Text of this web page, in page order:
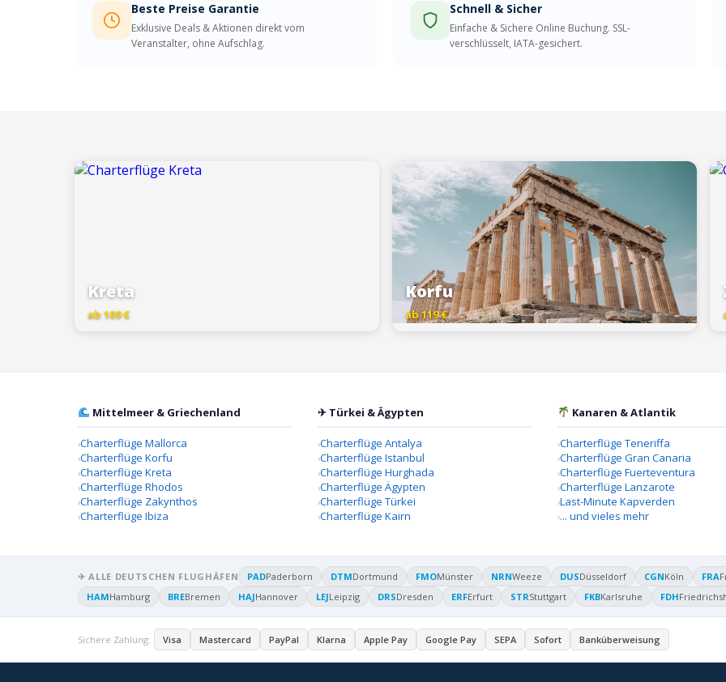
Beste Preise Garantie
Exklusive Deals & Aktionen direkt vom
Veranstalter, ohne Aufschlag.
Schnell & Sicher
Einfache & Sichere Online Buchung. SSL-
verschlüsselt, IATA-gesichert.
Kreta
ab 109 €
Korfu
ab 119 €
Mittelmeer & Griechenland
Charterflüge Mallorca
Charterflüge Korfu
Charterflüge Kreta
Charterflüge Rhodos
Charterflüge Zakynthos
Charterflüge Ibiza
✈ Türkei & Ägypten
Charterflüge Antalya
Charterflüge Istanbul
Charterflüge Hurghada
Charterflüge Ägypten
Charterflüge Türkei
Charterflüge Kairn
Kanaren & Atlantik
Charterflüge Teneriffa
Charterflüge Gran Canaria
Charterflüge Fuerteventura
Charterflüge Lanzarote
Last-Minute Kapverden
... und vieles mehr
✈ ALLE DEUTSCHEN FLUGHÄFEN PADPaderborn DTMDortmund FMOMünster NRNWeeze DUSDüsseldorf CGNKöln FRA
HAMHamburg BREBremen HAJHannover LEJLeipzig DRSDresden ERFErfurt STRStuttgart FKBKarlsruhe FDH
Sichere Zahlung: Visa Mastercard PayPal Klarna Apple Pay Google Pay SEPA Sofort Banküberweisung